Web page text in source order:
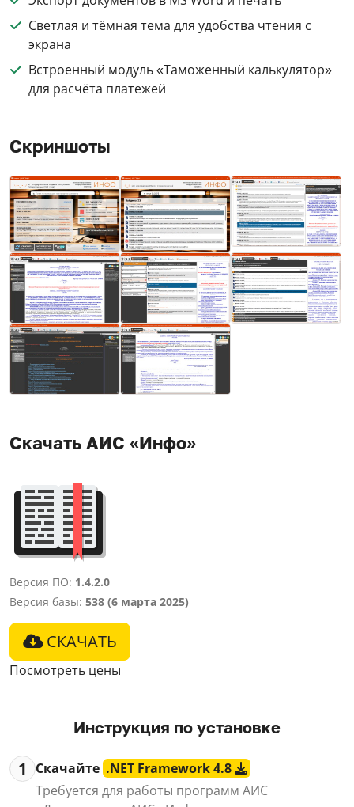
Светлая и тёмная тема для удобства чтения с
экрана
Встроенный модуль «Таможенный калькулятор»
для расчёта платежей
Скриншоты
Скачать АИС «Инфо»
Версия ПО: 1.4.2.0
Версия базы: 538 (6 марта 2025)
СКАЧАТЬ
Посмотреть цены
Инструкция по установке
1 Скачайте .NET Framework 4.8
Требуется для работы программ АИС